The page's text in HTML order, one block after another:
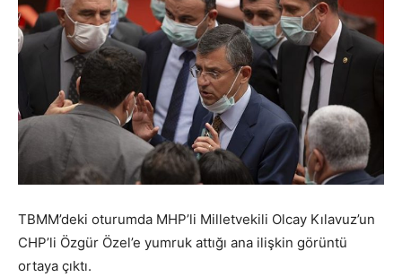
TBMM’deki oturumda MHP’li Milletvekili Olcay Kılavuz’un
CHP’li Özgür Özel’e yumruk attığı ana ilişkin görüntü
ortaya çıktı.